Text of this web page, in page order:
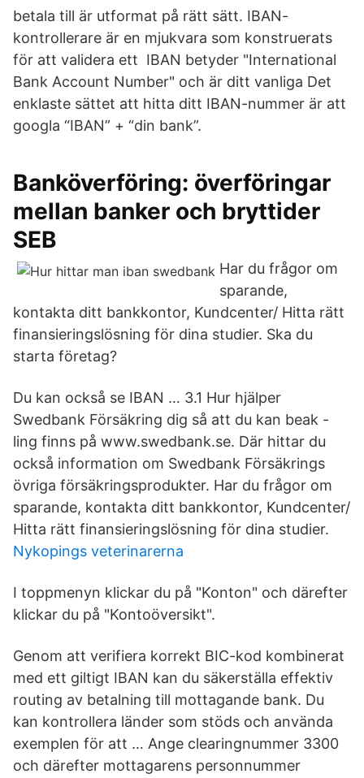
betala till är utformat på rätt sätt. IBAN-
kontrollerare är en mjukvara som konstruerats
för att validera ett IBAN betyder "International
Bank Account Number" och är ditt vanliga Det
enklaste sättet att hitta ditt IBAN-nummer är att
googla “IBAN” + “din bank”.
Banköverföring: överföringar
mellan banker och bryttider
SEB
Har du frågor om
sparande,
kontakta ditt bankkontor, Kundcenter/ Hitta rätt
finansieringslösning för dina studier. Ska du
starta företag?
Du kan också se IBAN … 3.1 Hur hjälper
Swedbank Försäkring dig så att du kan beak -
ling finns på www.swedbank.se. Där hittar du
också information om Swedbank Försäkrings
övriga försäkringsprodukter. Har du frågor om
sparande, kontakta ditt bankkontor, Kundcenter/
Hitta rätt finansieringslösning för dina studier.
Nykopings veterinarerna
I toppmenyn klickar du på "Konton" och därefter
klickar du på "Kontoöversikt".
Genom att verifiera korrekt BIC-kod kombinerat
med ett giltigt IBAN kan du säkerställa effektiv
routing av betalning till mottagande bank. Du
kan kontrollera länder som stöds och använda
exemplen för att … Ange clearingnummer 3300
och därefter mottagarens personnummer